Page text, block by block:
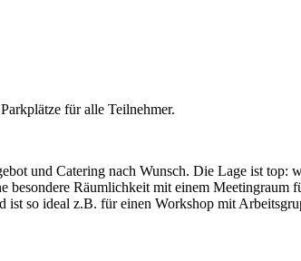
für alle Teilnehmer.
und Catering nach Wunsch. Die Lage ist top:
Räumlichkeit mit einem Meetingraum
so ideal z.B. für einen Workshop mit